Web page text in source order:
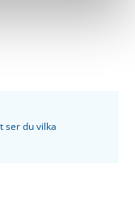
ser du vilka